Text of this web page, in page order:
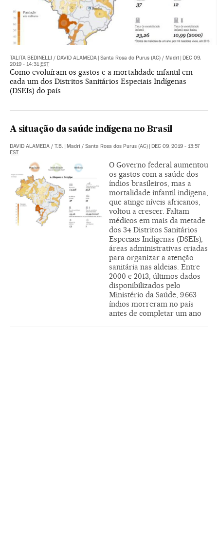
TALITA BEDINELLI / DAVID ALAMEDA Santa Rosa do Purus (AC) / Madri
DEC 09,
2019 - 14:31 EST
Como evoluíram os gastos e a mortalidade infantil em
cada um dos Distritos Sanitários Especiais Indígenas
(DSEIs) do país
A situação da saúde indígena no Brasil
DAVID ALAMEDA / T.B. Madri / Santa Rosa dos Purus (AC)
DEC 09, 2019 - 13:57
EST
O Governo federal aumentou
os gastos com a saúde dos
índios brasileiros, mas a
mortalidade infantil indígena,
que atinge níveis africanos,
voltou a crescer. Faltam
médicos em mais da metade
dos 34 Distritos Sanitários
Especiais Indígenas (DSEIs),
áreas administrativas criadas
para organizar a atenção
sanitária nas aldeias. Entre
2000 e 2013, últimos dados
disponibilizados pelo
Ministério da Saúde, 9.663
índios morreram no país
antes de completar um ano